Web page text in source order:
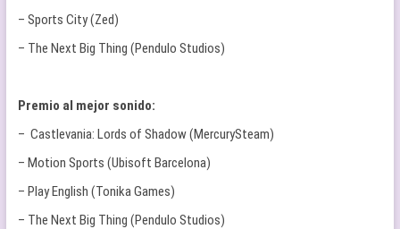
– Sports City (Zed)
– The Next Big Thing (Pendulo Studios)
Premio al mejor sonido:
– Castlevania: Lords of Shadow (MercurySteam)
– Motion Sports (Ubisoft Barcelona)
– Play English (Tonika Games)
– The Next Big Thing (Pendulo Studios)